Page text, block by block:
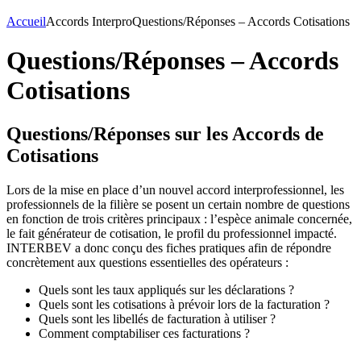
AccueilAccords InterproQuestions/Réponses – Accords Cotisations
Questions/Réponses – Accords
Cotisations
Questions/Réponses sur les Accords de
Cotisations
Lors de la mise en place d’un nouvel accord interprofessionnel, les
professionnels de la filière se posent un certain nombre de questions
en fonction de trois critères principaux : l’espèce animale concernée,
le fait générateur de cotisation, le profil du professionnel impacté.
INTERBEV a donc conçu des fiches pratiques afin de répondre
concrètement aux questions essentielles des opérateurs :
Quels sont les taux appliqués sur les déclarations ?
Quels sont les cotisations à prévoir lors de la facturation ?
Quels sont les libellés de facturation à utiliser ?
Comment comptabiliser ces facturations ?